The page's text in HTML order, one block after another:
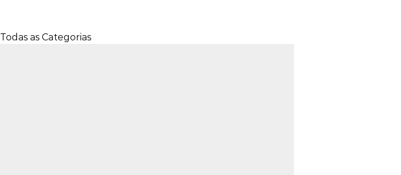
Todas as Categorias